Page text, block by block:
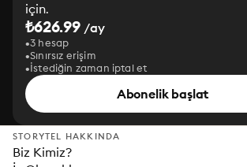
için.
₺626.99 /ay
3 hesap
Sınırsız erişim
İstediğin zaman iptal et
Abonelik başlat
STORYTEL HAKKINDA
Biz Kimiz?